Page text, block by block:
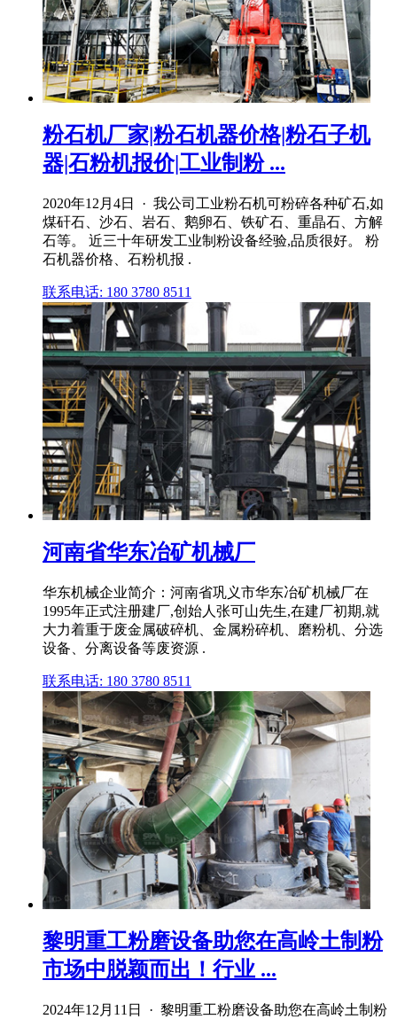
粉石机厂家|粉石机器价格|粉石子机
器|石粉机报价|工业制粉 ...
2020年12月4日 · 我公司工业粉石机可粉碎各种矿石,如
煤矸石、沙石、岩石、鹅卵石、铁矿石、重晶石、方解
石等。 近三十年研发工业制粉设备经验,品质很好。 粉
石机器价格、石粉机报 .
联系电话: 180 3780 8511
河南省华东冶矿机械厂
华东机械企业简介：河南省巩义市华东冶矿机械厂在
1995年正式注册建厂,创始人张可山先生,在建厂初期,就
大力着重于废金属破碎机、金属粉碎机、磨粉机、分选
设备、分离设备等废资源 .
联系电话: 180 3780 8511
黎明重工粉磨设备助您在高岭土制粉
市场中脱颖而出！行业 ...
2024年12月11日 · 黎明重工粉磨设备助您在高岭土制粉